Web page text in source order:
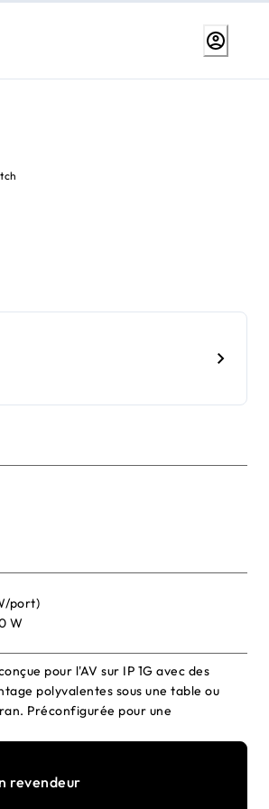
port)
W
pour l'AV sur IP 1G avec des
polyvalentes sous une table ou
Préconfigurée pour une
à l'emploi !
revendeur